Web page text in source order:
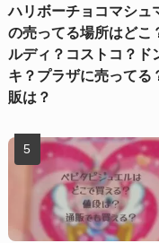
ハリボーチョコマシュ
の売ってる場所はどこ
ルディ？コストコ？ド
キ？プラザに売ってる
販は？